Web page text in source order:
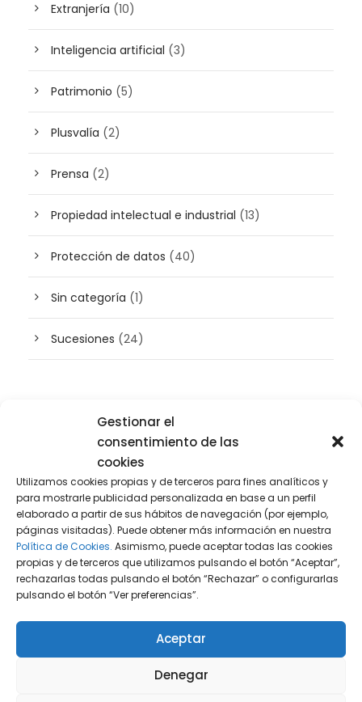
Gestionar el
consentimiento de las
cookies
Utilizamos cookies propias y de terceros para fines analíticos y
para mostrarle publicidad personalizada en base a un perfil
elaborado a partir de sus hábitos de navegación (por ejemplo,
páginas visitadas). Puede obtener más información en nuestra
Política de Cookies. Asimismo, puede aceptar todas las cookies
propias y de terceros que utilizamos pulsando el botón “Aceptar”,
rechazarlas todas pulsando el botón “Rechazar” o configurarlas
pulsando el botón “Ver preferencias”.
Aceptar
Denegar
Extranjería (10)
Inteligencia artificial (3)
Patrimonio (5)
Plusvalía (2)
Prensa (2)
Propiedad intelectual e industrial (13)
Protección de datos (40)
Sin categoría (1)
Sucesiones (24)
Buscador de artículos
DiG ABOGADOS
DiG Abogados es un despacho de abogados
multidisciplinar especializado en las materias de
fiscalidad y mercantil. Llevamos más de 50 años al